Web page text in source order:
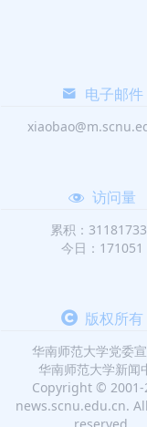
电子邮件
访问量
累积：
今日：171051
版权所有
华南师范大学党委
华南师范大学新闻
Copyright © 2001-
news.scnu.edu.cn.